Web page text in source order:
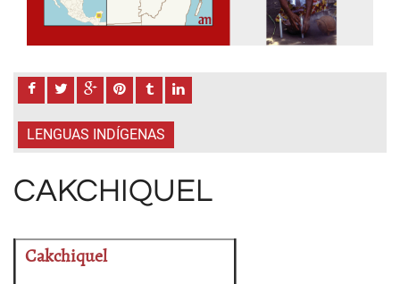
LENGUAS INDÍGENAS
CAKCHIQUEL
Cakchiquel